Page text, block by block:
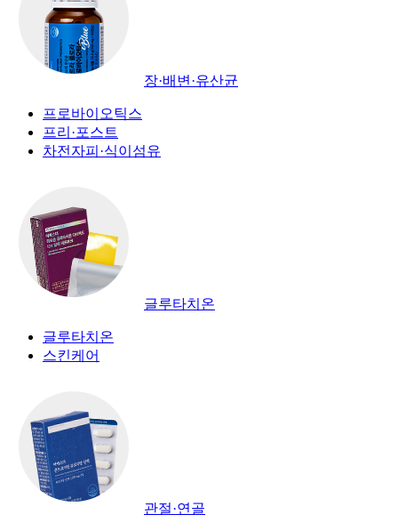
장·배변·유산균
프로바이오틱스
프리·포스트
차전자피·식이섬유
글루타치온
글루타치온
스킨케어
관절·연골